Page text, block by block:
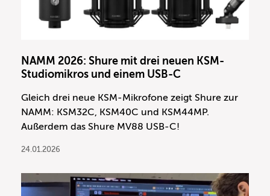
NAMM 2026: Shure mit drei neuen KSM-
Studiomikros und einem USB-C
Gleich drei neue KSM-Mikrofone zeigt Shure zur
NAMM: KSM32C, KSM40C und KSM44MP.
Außerdem das Shure MV88 USB-C!
24.01.2026